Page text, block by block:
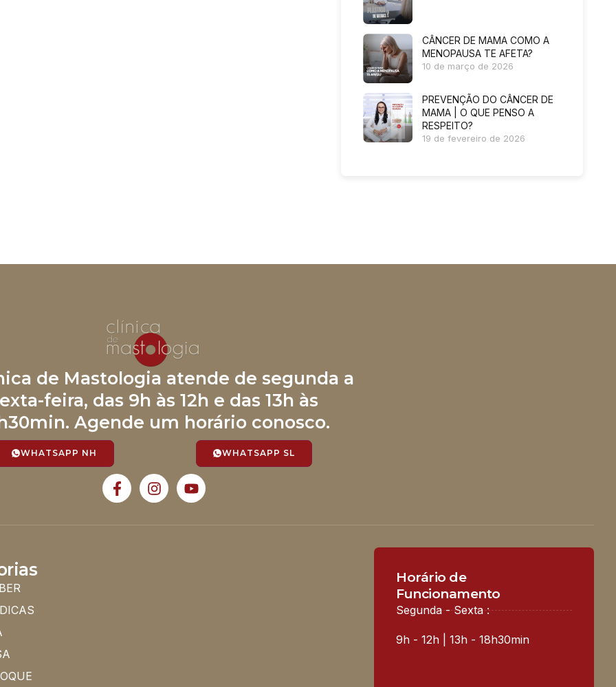
CÂNCER DE MAMA COMO A
MENOPAUSA TE AFETA?
10 de março de 2026
PREVENÇÃO DO CÂNCER DE
MAMA | O QUE PENSO A
RESPEITO?
19 de fevereiro de 2026
de Mastologia atende de segunda a
feira, das 9h às 12h e das 13h às
Agende um horário conosco.
WHATSAPP NH WHATSAPP SL
Horário de
Funcionamento
Segunda - Sexta :
9h - 12h | 13h - 18h30min